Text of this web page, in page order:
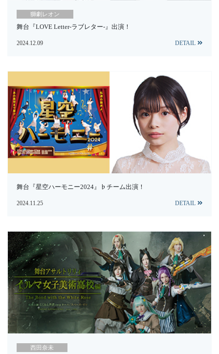
獅劇レオン
舞台『LOVE Letter-ラブレター-』出演！
2024.12.09 DETAIL
舞台『星空ハーモニー2024』♭チーム出演！
2024.11.25 DETAIL
西田奈未